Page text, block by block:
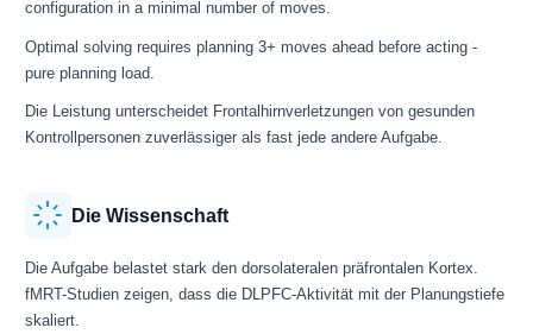
configuration in a minimal number of moves.
Optimal solving requires planning 3+ moves ahead before acting -
pure planning load.
Die Leistung unterscheidet Frontalhirnverletzungen von gesunden
Kontrollpersonen zuverlässiger als fast jede andere Aufgabe.
Die Wissenschaft
Die Aufgabe belastet stark den dorsolateralen präfrontalen Kortex.
fMRT-Studien zeigen, dass die DLPFC-Aktivität mit der Planungstiefe
skaliert.